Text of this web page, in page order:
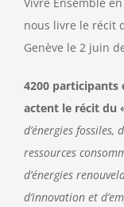
nous livre le récit
Genève le 2 juin
4200
actent le récit du
d’énergies fossiles,
ressources
d’énergies
d’innovation et